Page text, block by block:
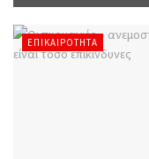
ΕΠΙΚΑΙΡΌΤΗΤΑ